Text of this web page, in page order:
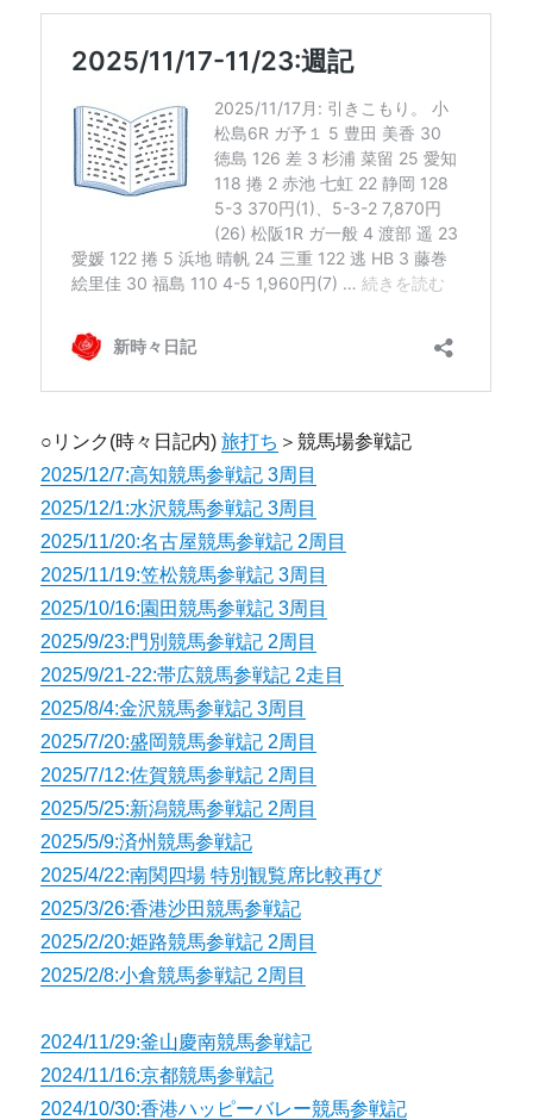
○リンク(時々日記内)旅打ち ＞競馬場参戦記
2025/12/7:高知競馬参戦記 3周目
2025/12/1:水沢競馬参戦記 3周目
2025/11/20:名古屋競馬参戦記 2周目
2025/11/19:笠松競馬参戦記 3周目
2025/10/16:園田競馬参戦記 3周目
2025/9/23:門別競馬参戦記 2周目
2025/9/21-22:帯広競馬参戦記 2走目
2025/8/4:金沢競馬参戦記 3周目
2025/7/20:盛岡競馬参戦記 2周目
2025/7/12:佐賀競馬参戦記 2周目
2025/5/25:新潟競馬参戦記 2周目
2025/5/9:済州競馬参戦記
2025/4/22:南関四場 特別観覧席比較再び
2025/3/26:香港沙田競馬参戦記
2025/2/20:姫路競馬参戦記 2周目
2025/2/8:小倉競馬参戦記 2周目
2024/11/29:釜山慶南競馬参戦記
2024/11/16:京都競馬参戦記
2024/10/30:香港ハッピーバレー競馬参戦記